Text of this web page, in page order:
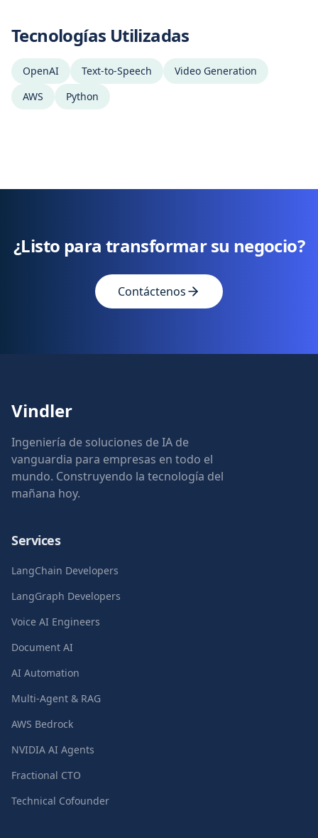
Tecnologías Utilizadas
OpenAI Text-to-Speech
Video Generation
AWS
Python
¿Listo para transformar su negocio?
Contáctenos
Vindler
Ingeniería de soluciones de IA de
vanguardia para empresas en todo el
mundo. Construyendo la tecnología del
mañana hoy.
Services
LangChain Developers
LangGraph Developers
Voice AI Engineers
Document AI
AI Automation
Multi-Agent & RAG
AWS Bedrock
NVIDIA AI Agents
Fractional CTO
Technical Cofounder